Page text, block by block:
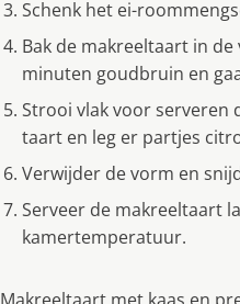
Schenk het ei-
Bak de makreeltaart in
minuten goudbruin en
Strooi vlak voor serveren
taart en leg er partjes
Verwijder de vorm en
Serveer de makreeltaart
kamertemperatuur.